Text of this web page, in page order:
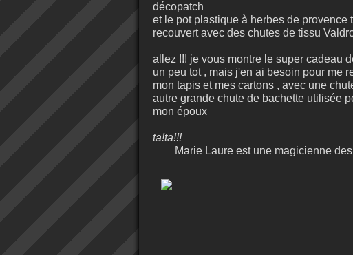
décopatch
et le pot plastique à herbes de provence
recouvert avec des chutes de tissu
allez !!! je vous montre le super cadeau
un peu tot , mais j'en ai besoin pour me
mon tapis et mes cartons , avec une
autre grande chute de bachette utilisée
mon époux
ta!ta!!!
Marie Laure est une magicienne des